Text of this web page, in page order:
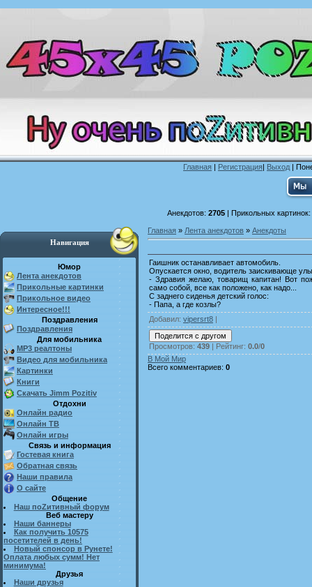
Главная | Регистрация| Выход |
Анекдотов: 2705| Прикольных картинок:
Навигация
Юмор
Лента анекдотов
Прикольные картинки
Прикольное видео
Интересное!!!
Поздравления
Поздравления
Для мобильника
MP3 реалтоны
Видео для мобильника
Картинки
Книги
Скачать Jimm Pozitiv
Отдохни
Онлайн радио
Онлайн ТВ
Онлайн игры
Связь и информация
Гостевая книга
Обратная связь
Наши правила
О сайте
Общение
Наш поZитивный форум
Веб мастеру
Наши баннеры
Как получить 10575
посетителей в день!
Новый спонсор в Рунете!
Оплата любых сумм! Нет
минимума!
Друзья
Наши друзья
Главная » Лента анекдотов » Анекдоты
Гаишник останавливает автомобиль.
Опускается окно, водитель заискивающе
- Здравия желаю, товарищ капитан! Вот
само собой, все как положено, как надо...
С заднего сиденья детский голос:
- Папа, а где козлы?
Добавил: vipersrt8 |
Просмотров: 439 | Рейтинг: 0.0/0
В Мой Мир
Всего комментариев: 0